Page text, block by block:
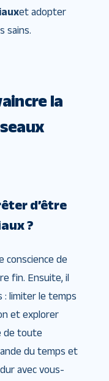
et adopter
sains.
la
d’être
?
conscience de
fin. Ensuite, il
: limiter le temps
et explorer
de toute
du temps et
avec vous-